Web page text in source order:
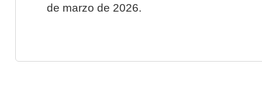
de marzo de 2026.